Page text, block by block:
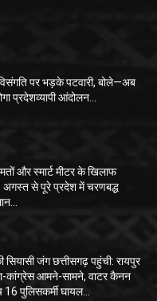
पर भड़के पटवारी, बोले—अब
प्रदेशव्यापी आंदोलन…
और स्मार्ट मीटर के खिलाफ
अगस्त से पूरे प्रदेश में चरणबद्ध
जंग छत्तीसगढ़ पहुंची: रायपुर
कांग्रेस आमने-सामने, वाटर कैनन
पुलिसकर्मी घायल…